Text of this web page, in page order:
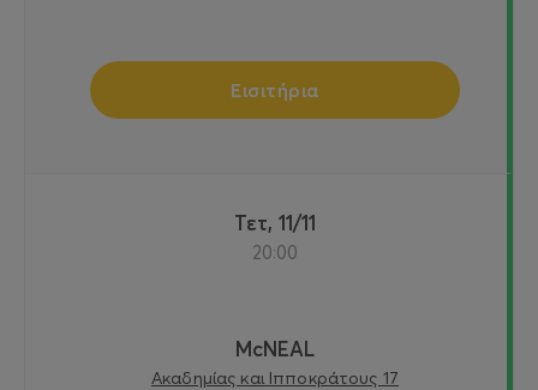
Εισιτήρια
Τετ, 11/11
20:00
McNEAL
Ακαδημίας και Ιπποκράτους 17